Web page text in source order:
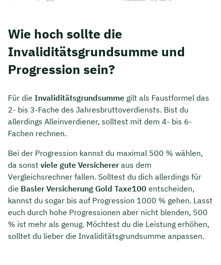
Wie hoch sollte die
Invaliditätsgrundsumme und
Progression sein?
Für die Invaliditätsgrundsumme gilt als Faustformel das
2- bis 3-Fache des Jahresbruttoverdiensts. Bist du
allerdings Alleinverdiener, solltest mit dem 4- bis 6-
Fachen rechnen.
Bei der Progression kannst du maximal 500 % wählen,
da sonst viele gute Versicherer aus dem
Vergleichsrechner fallen. Solltest du dich allerdings für
die Basler Versicherung Gold Taxe100 entscheiden,
kannst du sogar bis auf Progression 1000 % gehen. Lasst
euch durch hohe Progressionen aber nicht blenden, 500
% ist mehr als genug. Möchtest du die Leistung erhöhen,
solltet du lieber die Invaliditätsgrundsumme anpassen.